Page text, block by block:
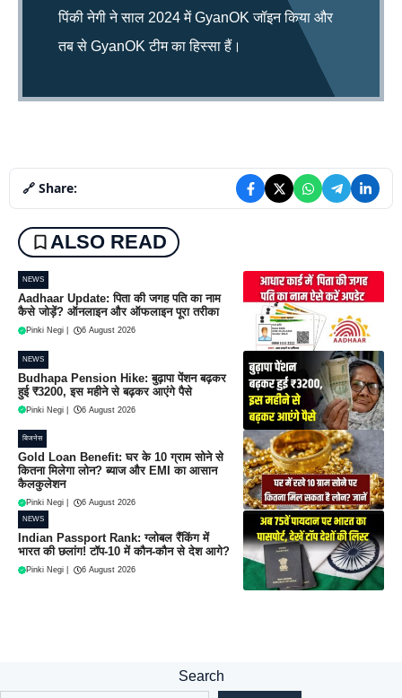
पिंकी नेगी ने साल 2024 में GyanOK जॉइन किया और
तब से GyanOK टीम का हिस्सा हैं।
🔗 Share:
ALSO READ
NEWS
Aadhaar Update: पिता की जगह पति का नाम
कैसे जोड़ें? ऑनलाइन और ऑफलाइन पूरा तरीका
Pinki Negi 6 August 2026
NEWS
Budhapa Pension Hike: बुढ़ापा पेंशन बढ़कर
हुई ₹3200, इस महीने से बढ़कर आएंगे पैसे
Pinki Negi 6 August 2026
बिजनेस
Gold Loan Benefit: घर के 10 ग्राम सोने से
कितना मिलेगा लोन? ब्याज और EMI का आसान
कैलकुलेशन
Pinki Negi 6 August 2026
NEWS
Indian Passport Rank: ग्लोबल रैंकिंग में
भारत की छलांग! टॉप-10 में कौन-कौन से देश आगे?
Pinki Negi 6 August 2026
Search